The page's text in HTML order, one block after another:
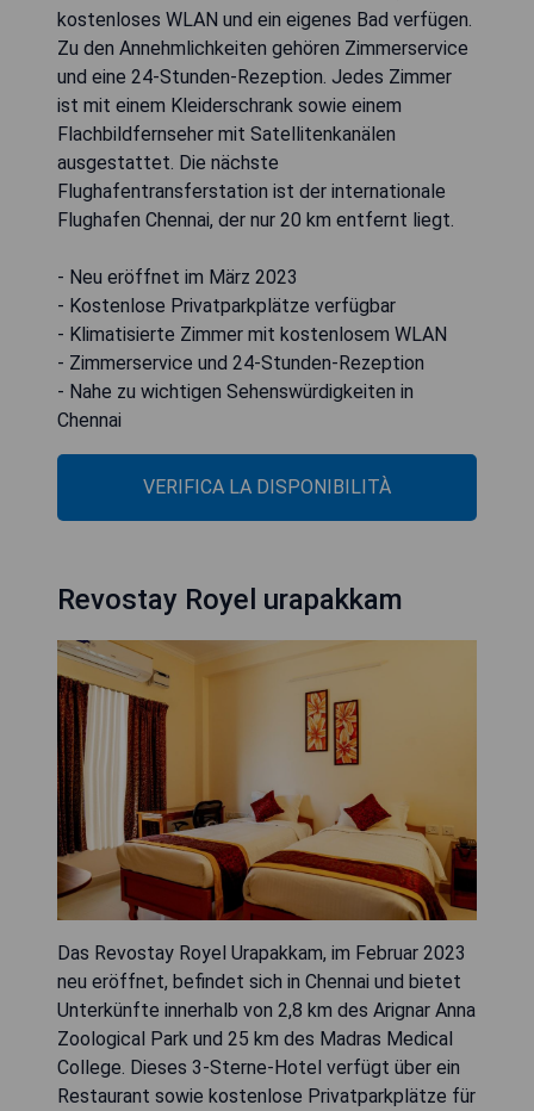
kostenloses WLAN und ein eigenes Bad verfügen.
Zu den Annehmlichkeiten gehören Zimmerservice
und eine 24-Stunden-Rezeption. Jedes Zimmer
ist mit einem Kleiderschrank sowie einem
Flachbildfernseher mit Satellitenkanälen
ausgestattet. Die nächste
Flughafentransferstation ist der internationale
Flughafen Chennai, der nur 20 km entfernt liegt.
- Neu eröffnet im März 2023
- Kostenlose Privatparkplätze verfügbar
- Klimatisierte Zimmer mit kostenlosem WLAN
- Zimmerservice und 24-Stunden-Rezeption
- Nahe zu wichtigen Sehenswürdigkeiten in
Chennai
VERIFICA LA DISPONIBILITÀ
Revostay Royel urapakkam
Das Revostay Royel Urapakkam, im Februar 2023
neu eröffnet, befindet sich in Chennai und bietet
Unterkünfte innerhalb von 2,8 km des Arignar Anna
Zoological Park und 25 km des Madras Medical
College. Dieses 3-Sterne-Hotel verfügt über ein
Restaurant sowie kostenlose Privatparkplätze für